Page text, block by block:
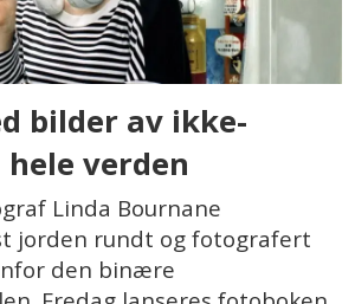
bilder av ikke-
verden
Linda Bournane
jorden rundt og fotografert
den binære